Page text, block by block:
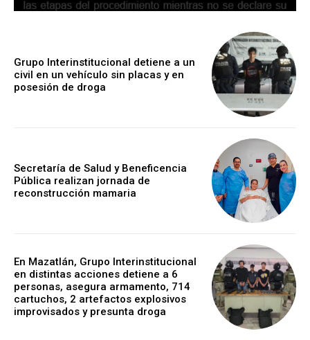
Grupo Interinstitucional detiene a un
civil en un vehículo sin placas y en
posesión de droga
Secretaría de Salud y Beneficencia
Pública realizan jornada de
reconstrucción mamaria
En Mazatlán, Grupo Interinstitucional
en distintas acciones detiene a 6
personas, asegura armamento, 714
cartuchos, 2 artefactos explosivos
improvisados y presunta droga